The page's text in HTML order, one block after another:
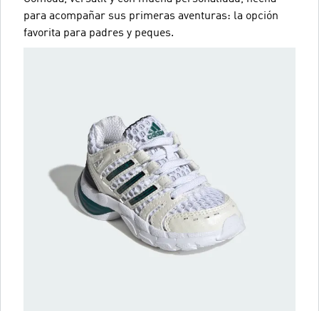
para acompañar sus primeras aventuras: la opción
favorita para padres y peques.